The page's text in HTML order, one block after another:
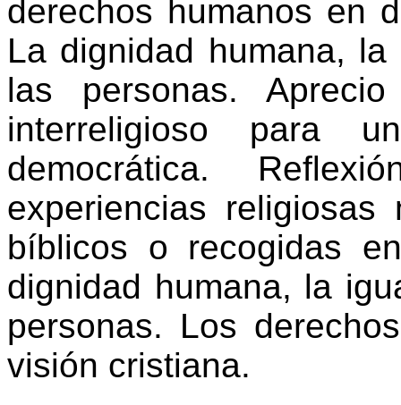
derechos humanos en
La dignidad humana,
las personas.
interreligioso para
democrática.
experiencias
bíblicos o recogidas
dignidad humana, la
personas. Los
visión cristiana.